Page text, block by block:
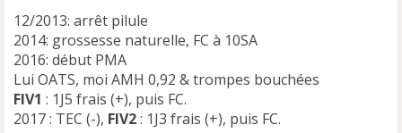
12/2013: arrêt pilule
2014: grossesse naturelle, FC à 10SA
2016: début PMA
Lui OATS, moi AMH 0,92 & trompes bouchées
FIV1 : 1J5 frais (+), puis FC.
2017 : TEC (-), FIV2: 1J3 frais (+), puis FC.